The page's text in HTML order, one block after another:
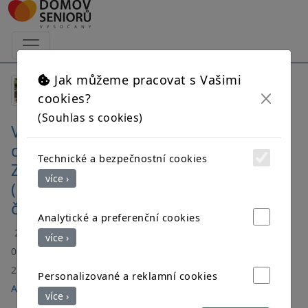
Aktuality
Výlet
do
ZOO
(1.
část)
25.
05.
2026 |
Aktuality
Jak můžeme pracovat s Vašimi
cookies?
(Souhlas s cookies)
Technické a bezpečnostní cookies
více ›
Analytické a preferenční cookies
více ›
Personalizované a reklamní cookies
více ›